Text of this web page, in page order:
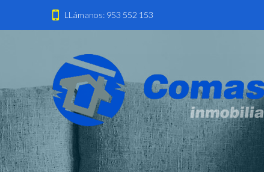
LLámanos: 953 552 153